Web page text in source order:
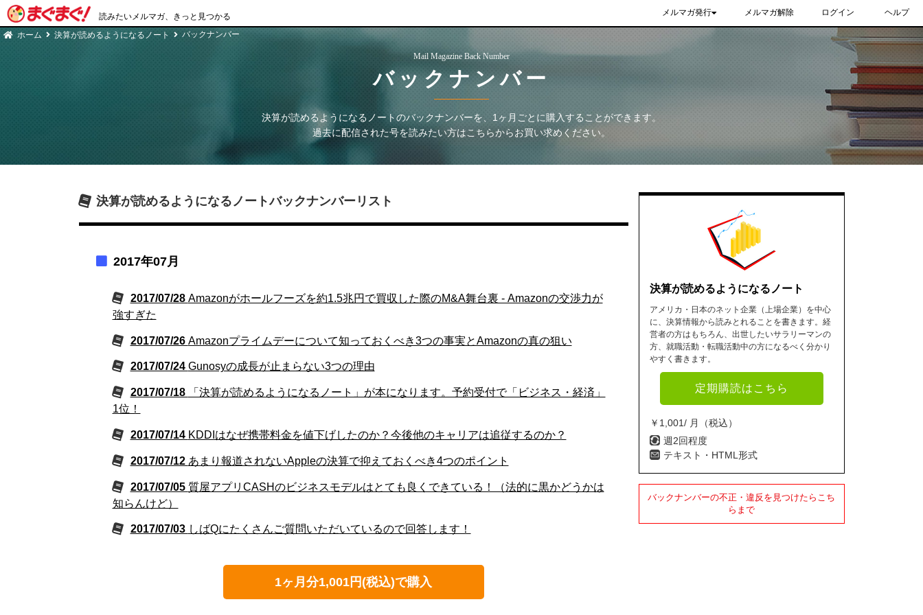
読みたいメルマガ、きっと見つかる メルマガ発行 メルマガ解除 ログイン ヘルプ
ホーム 決算が読めるようになるノート バックナンバー
Mail Magazine Back Number
バックナンバー
決算が読めるようになるノートのバックナンバーを、1ヶ月ごとに購入することができます。
過去に配信された号を読みたい方はこちらからお買い求めください。
決算が読めるようになるノートバックナンバーリスト
2017年07月
2017/07/28 Amazonがホールフーズを約1.5兆円で買収した際のM&A舞台裏 - Amazonの交渉力が
強すぎた
2017/07/26 Amazonプライムデーについて知っておくべき3つの事実とAmazonの真の狙い
2017/07/24 Gunosyの成長が止まらない3つの理由
2017/07/18
「決算が読めるようになるノート」が本になります。予約受付で「ビジネス・経済」
1位！
2017/07/14 KDDIはなぜ携帯料金を値下げしたのか？今後他のキャリアは追従するのか？
2017/07/12 あまり報道されないAppleの決算で抑えておくべき4つのポイント
2017/07/05 質屋アプリCASHのビジネスモデルはとても良くできている！（法的に黒かどうかは
知らんけど）
2017/07/03 しばQにたくさんご質問いただいているので回答します！
1ヶ月分1,001円(税込)で購入
決算が読めるようになるノート
アメリカ・日本のネット企業（上場企業）を中心
に、決算情報から読みとれることを書きます。経
営者の方はもちろん、出世したいサラリーマンの
方、就職活動・転職活動中の方になるべく分かり
やすく書きます。
定期購読はこちら
￥1,001/ 月（税込）
週2回程度
テキスト・HTML形式
バックナンバーの不正・違反を見つけたらこち
らまで